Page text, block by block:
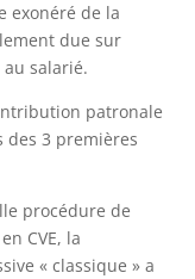
exonéré de la
due sur
salarié.
patronale
des 3 premières
procédure de
CVE, la
« classique » a